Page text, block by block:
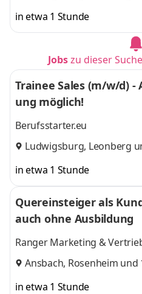
in etwa 1 Stunde
Jobszu dieser
Trainee Sales (m/w/d)
ung möglich!
Berufsstarter.eu
Ludwigsburg, Leonberg
in etwa 1 Stunde
Quereinsteiger als
auch ohne Ausbildung
Ranger Marketing &
Ansbach, Rosenheim und
in etwa 1 Stunde